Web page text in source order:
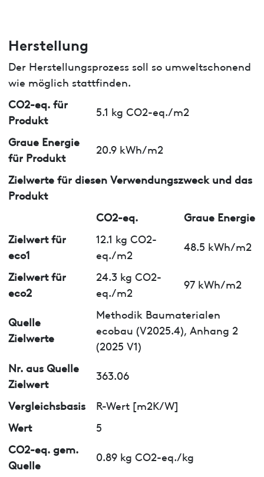
Herstellung
Der Herstellungsprozess soll so umweltschonend
wie möglich stattfinden.
CO2-eq. für
Produkt
5.1 kg CO2-eq./m2
Graue Energie
für Produkt
20.9 kWh/m2
Zielwerte für diesen Verwendungszweck und das
Produkt
CO2-eq.
Graue Energie
Zielwert für
eco1
12.1 kg CO2-
eq./m2
48.5 kWh/m2
Zielwert für
eco2
24.3 kg CO2-
eq./m2
97 kWh/m2
Quelle
Zielwerte
Methodik Baumaterialen
ecobau (V2025.4), Anhang 2
(2025 V1)
Nr. aus Quelle
Zielwert
363.06
Vergleichsbasis
R-Wert [m2K/W]
Wert
5
CO2-eq. gem.
Quelle
0.89 kg CO2-eq./kg